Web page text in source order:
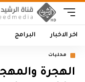
اخر الاخبار البرامج
محليات